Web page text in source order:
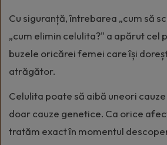
Cu siguranță, întrebarea „cum să
„cum elimin celulita?" a apărut cel
buzele oricărei femei care își
atrăgător.
Celulita poate să aibă uneori
doar cauze genetice. Ca orice
tratăm exact în momentul